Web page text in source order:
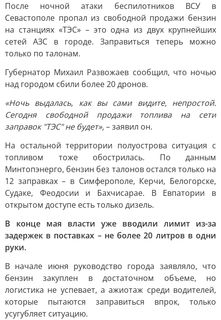
После ночной атаки беспилотников ВСУ в
Севастополе пропал из свободной продажи бензин
на станциях «ТЭС» – это одна из двух крупнейших
сетей АЗС в городе. Заправиться теперь можно
только по талонам.
Губернатор Михаил Развожаев сообщил, что ночью
над городом сбили более 20 дронов.
«Ночь выдалась, как вы сами видите, непростой.
Сегодня свободной продажи топлива на сети
заправок "ТЭС" не будет»,– заявил он.
На остальной территории полуострова ситуация с
топливом тоже обострилась. По данным
Минтопэнерго, бензин без талонов остался только на
12 заправках – в Симферополе, Керчи, Белогорске,
Судаке, Феодосии и Бахчисарае. В Евпатории в
открытом доступе есть только дизель.
В конце мая власти уже вводили лимит из-за
задержек в поставках – не более 20 литров в одни
руки.
В начале июня руководство города заявляло, что
бензин закуплен в достаточном объеме, но
логистика не успевает, а ажиотаж среди водителей,
которые пытаются заправиться впрок, только
усугубляет ситуацию.